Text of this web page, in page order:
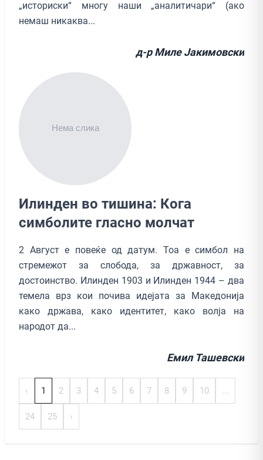
„историски“ многу наши „аналитичари“ (ако
немаш никаква...
д-р Миле Јакимовски
Илинден во тишина: Кога
симболите гласно молчат
2 Август е повеќе од датум. Тоа е симбол на
стремежот за слобода, за државност, за
достоинство. Илинден 1903 и Илинден 1944 – два
темела врз кои почива идејата за Македонија
како држава, како идентитет, како волја на
народот да...
Емил Ташевски
‹ 1 2 3 4 5 6 7 8 9 10 ...
24 25 ›